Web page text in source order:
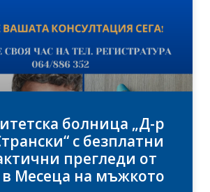
болница „Д-р
с безплатни
прегледи от
Месеца на мъжкото